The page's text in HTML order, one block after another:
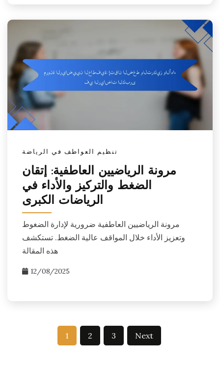
تنظيم العواطف في الرياضة
مرونة الرياضيين العاطفية: إتقان
الضغط والتركيز والأداء في
الرياضات الكبرى
مرونة الرياضيين العاطفية ضرورية لإدارة الضغوط
وتعزيز الأداء خلال المواقف عالية الضغط. تستكشف
هذه المقالة
12/08/2025
1 2 3 Next